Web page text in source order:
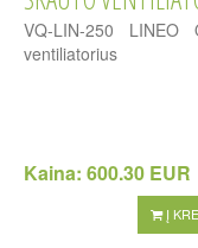
VQ-LIN-250
ventiliatorius
Kaina: 600.30 EUR
Į